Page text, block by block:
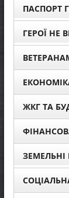
ПАСПОРТ
ГЕРОЇ НЕ
ЖКГ ТА